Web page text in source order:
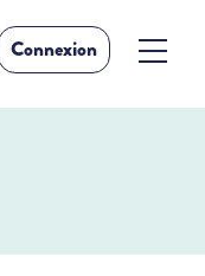
Connexion